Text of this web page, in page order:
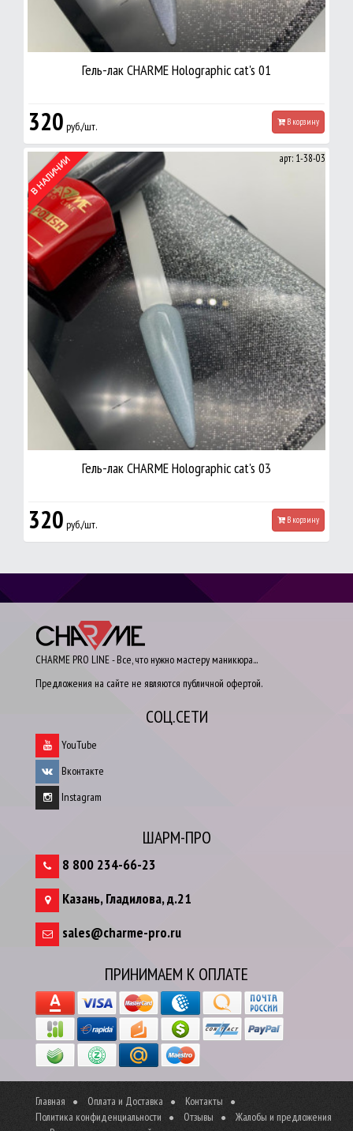
Гель-лак CHARME Holographic cat's 01
320 руб./шт. В корзину
арт: 1-38-03
Гель-лак CHARME Holographic cat's 03
320 руб./шт. В корзину
CHARME PRO LINE - Все, что нужно мастеру маникюра...
Предложения на сайте не являются публичной офертой.
СОЦ.СЕТИ
YouTube
Вконтакте
Instagram
ШАРМ-ПРО
8 800 234-66-23
Казань,Гладилова, д.21
sales@charme-pro.ru
ПРИНИМАЕМ К ОПЛАТЕ
Главная Оплата и Доставка
Контакты
Политика конфиденциальности
Отзывы
Жалобы и предложения